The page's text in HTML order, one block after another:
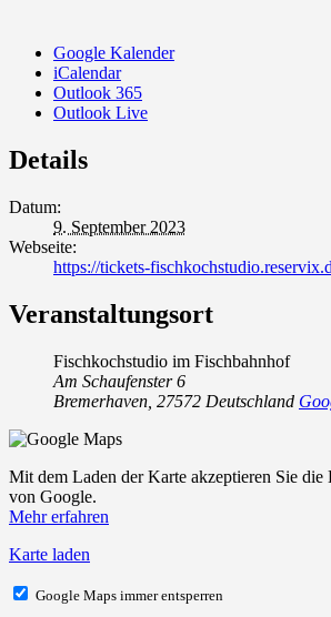
Google Kalender
iCalendar
Outlook 365
Outlook Live
Details
Datum:
9. September 2023
Webseite:
https://tickets-
Veranstaltungsort
Fischkochstudio im Fischbahnhof
Am Schaufenster 6
Bremerhaven 27572 Deutschland
Mit dem Laden der Karte akzeptieren Sie die
von Google.
Mehr erfahren
Karte laden
Google Maps immer entsperren